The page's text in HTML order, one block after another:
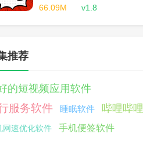
66.09M
v1.8
推荐
的短视频应用软件
服务软件 睡眠软件 哔哩哔哩
网速优化软件 手机便签软件